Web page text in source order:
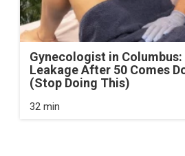
Gynecologist in
Leakage After 50 Comes
(Stop Doing This)
32 min